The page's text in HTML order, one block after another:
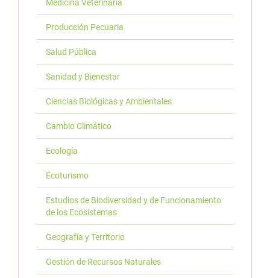
Medicina Veterinaria
Producción Pecuaria
Salud Pública
Sanidad y Bienestar
Ciencias Biológicas y Ambientales
Cambio Climático
Ecología
Ecoturismo
Estudios de Biodiversidad y de Funcionamiento
de los Ecosistemas
Geografía y Territorio
Gestión de Recursos Naturales